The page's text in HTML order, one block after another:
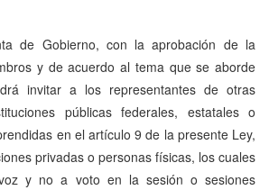
de Gobierno, con la aprobación de la
y de acuerdo al tema que se aborde
invitar a los representantes de otras
públicas federales, estatales o
en el artículo 9 de la presente Ley,
privadas o personas físicas, los cuales
y no a voto en la sesión o sesiones